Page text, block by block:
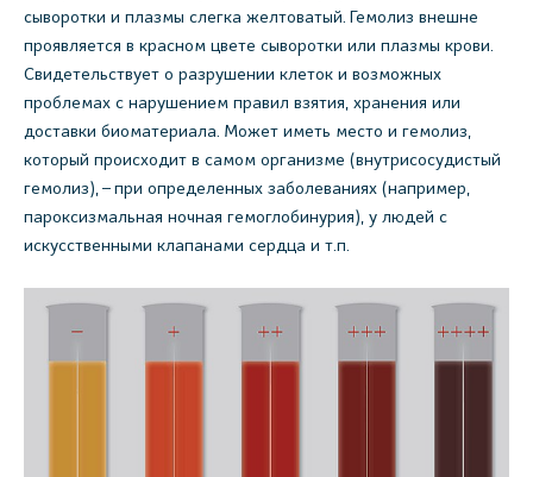
сыворотки и плазмы слегка желтоватый. Гемолиз внешне
проявляется в красном цвете сыворотки или плазмы крови.
Свидетельствует о разрушении клеток и возможных
проблемах с нарушением правил взятия, хранения или
доставки биоматериала. Может иметь место и гемолиз,
который происходит в самом организме (внутрисосудистый
гемолиз), – при определенных заболеваниях (например,
пароксизмальная ночная гемоглобинурия), у людей с
искусственными клапанами сердца и т.п.